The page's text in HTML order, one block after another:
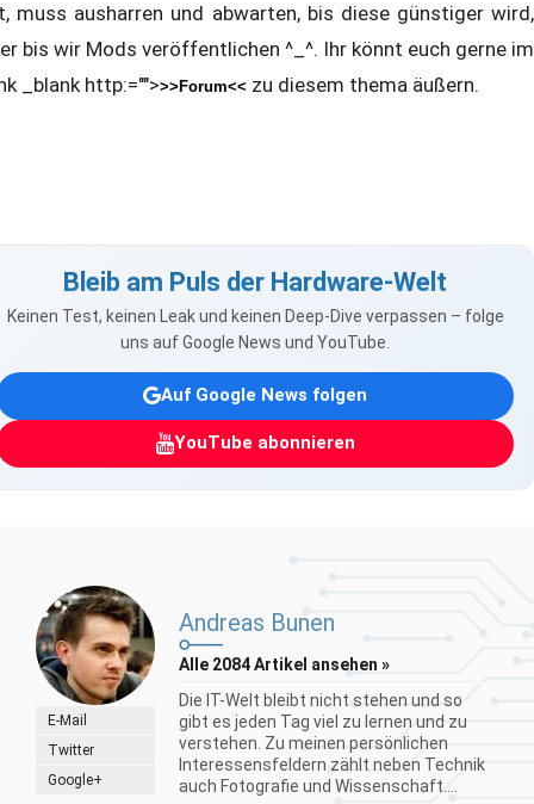
muss ausharren und abwarten, bis diese günstiger wird,
bis wir Mods veröffentlichen ^_^. Ihr könnt euch gerne im
_blank http:="">>>Forum<< zu diesem thema äußern.
Bleib am Puls der Hardware-Welt
Keinen Test, keinen Leak und keinen Deep-Dive verpassen – folge
uns auf Google News und YouTube.
Auf Google News folgen
YouTube abonnieren
E-Mail
Twitter
Google+
Andreas Bunen
Alle 2084 Artikel ansehen »
Die IT-Welt bleibt nicht stehen und so
gibt es jeden Tag viel zu lernen und zu
verstehen. Zu meinen persönlichen
Interessensfeldern zählt neben Technik
auch Fotografie und Wissenschaft....